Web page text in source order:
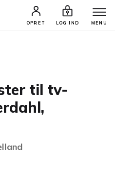
OPRET LOG IND MENU
SØG PROFIL
til tv-